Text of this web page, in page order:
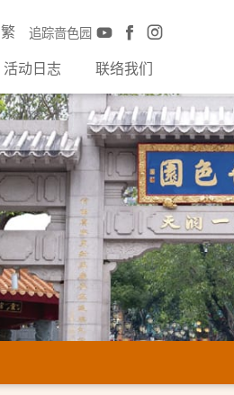
追踪啬色园
繁
活动日志 联络我们